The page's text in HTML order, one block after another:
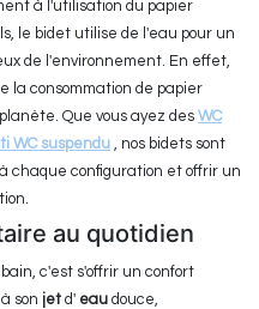
à l'utilisation du papier
le bidet utilise de l'eau pour un
de l'environnement. En effet,
la consommation de papier
Que vous ayez des WC
WC suspendu , nos bidets sont
chaque configuration et offrir un
au quotidien
c'est s'offrir un confort
son jet d' eau douce,